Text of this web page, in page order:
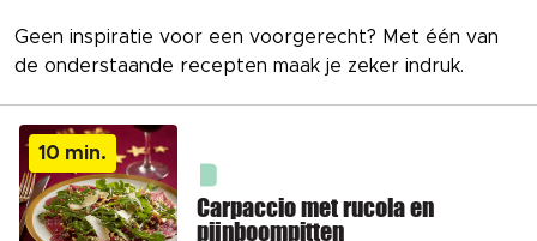
Geen inspiratie voor een voorgerecht? Met één van
de onderstaande recepten maak je zeker indruk.
10 min.
Carpaccio met rucola en
pijnboompitten